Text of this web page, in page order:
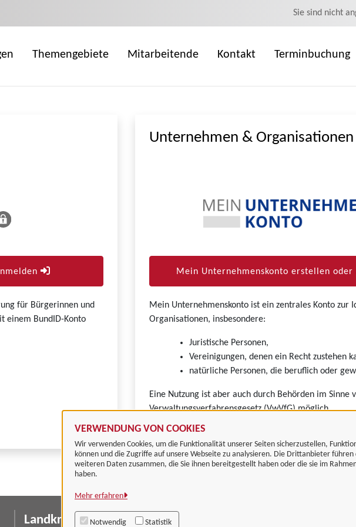
VERWENDUNG VON COOKIES
Wir verwenden Cookies, um die Funktionalität unserer Seiten sicherzustellen,
können und die Zugriffe auf unsere Webseite zu analysieren. Die Drittanbieter
weiteren Daten zusammen, die Sie ihnen bereitgestellt haben oder die sie im
haben.
Mehr erfahren
Notwendig Statistik
Sie sind nicht
Themengebiete Mitarbeitende Kontakt Terminbuchung
für Bürgerinnen und
einem BundID-Konto
Unternehmen & Organisationen
Mein Unternehmenskonto erstellen oder
Mein Unternehmenskonto ist ein zentrales Konto zur
Organisationen, insbesondere:
Juristische Personen,
Vereinigungen, denen ein Recht zustehen
natürliche Personen, die beruflich oder
Eine Nutzung ist aber auch durch Behörden im Sinne
Verwaltungsverfahrensgesetz (VwVfG) möglich.
Landkreis Göttingen